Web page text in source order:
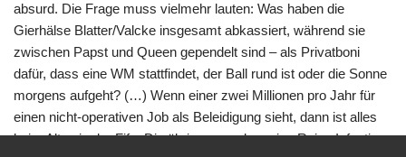
absurd. Die Frage muss vielmehr lauten: Was haben die
Gierhälse Blatter/Valcke insgesamt abkassiert, während sie
zwischen Papst und Queen gependelt sind – als Privatboni
dafür, dass eine WM stattfindet, der Ball rund ist oder die Sonne
morgens aufgeht? (…) Wenn einer zwei Millionen pro Jahr für
einen nicht-operativen Job als Beleidigung sieht, dann ist alles
beim Alten in der Fifa. Die übrigens soeben eine Reise Infantinos